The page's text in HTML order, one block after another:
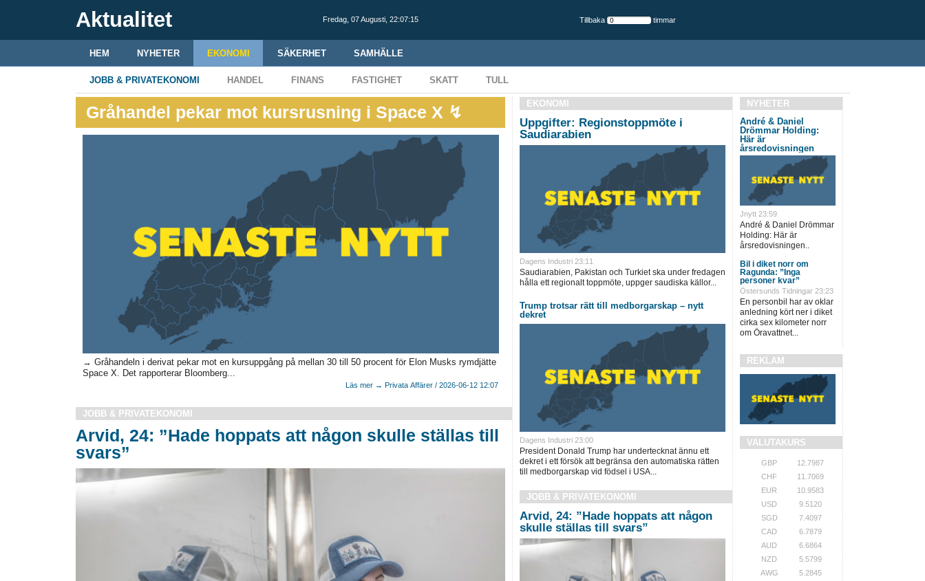
Aktualitet Fredag, 07 Augusti, 22:07:16 Tillbaka timmar
HEM NYHETER EKONOMI SÄKERHET SAMHÄLLE
JOBB & PRIVATEKONOMI HANDEL FINANS FASTIGHET SKATT TULL
Gråhandel pekar mot kursrusning i Space X ↯
→ Gråhandeln i derivat pekar mot en kursuppgång på mellan 30 till 50 procent för Elon Musks rymdjätte
Space X. Det rapporterar Bloomberg...
Läs mer → Privata Affärer / 2026-06-12 12:07
JOBB & PRIVATEKONOMI
Arvid, 24: ”Hade hoppats att någon skulle ställas till
svars”
EKONOMI
Uppgifter: Regionstoppmöte i
Saudiarabien
Dagens Industri 23:11
Saudiarabien, Pakistan och Turkiet ska under fredagen
hålla ett regionalt toppmöte, uppger saudiska källor...
Trump trotsar rätt till medborgarskap – nytt
dekret
Dagens Industri 23:00
President Donald Trump har undertecknat ännu ett
dekret i ett försök att begränsa den automatiska rätten
till medborgarskap vid födsel i USA...
JOBB & PRIVATEKONOMI
Arvid, 24: ”Hade hoppats att någon
skulle ställas till svars”
NYHETER
André & Daniel
Drömmar Holding:
Här är
årsredovisningen
Jnytt 23:59
André & Daniel Drömmar
Holding: Här är
årsredovisningen..
Bil i diket norr om
Ragunda: ”Inga
personer kvar”
Östersunds Tidningar 23:23
En personbil har av oklar
anledning kört ner i diket
cirka sex kilometer norr
om Öravattnet...
REKLAM
VALUTAKURS
GBP
12.7987
CHF
11.7069
EUR
10.9583
USD
9.5120
SGD
7.4097
CAD
6.7879
AUD
6.6864
NZD
5.5799
AWG
5.2845